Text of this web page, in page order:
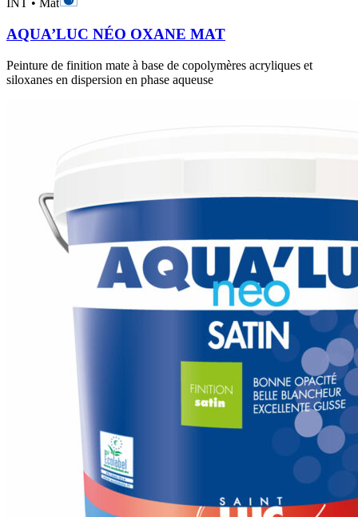
INT • Mat
AQUA’LUC NÉO OXANE MAT
Peinture de finition mate à base de copolymères acryliques et
siloxanes en dispersion en phase aqueuse